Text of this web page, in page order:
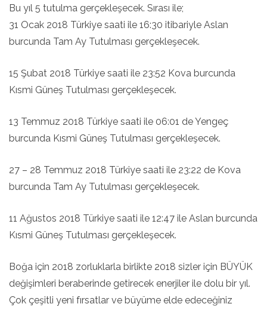
Bu yıl 5 tutulma gerçekleşecek. Sırası ile;
31 Ocak 2018 Türkiye saati ile 16:30 itibariyle Aslan
burcunda Tam Ay Tutulması gerçekleşecek.
15 Şubat 2018 Türkiye saati ile 23:52 Kova burcunda
Kısmi Güneş Tutulması gerçekleşecek.
13 Temmuz 2018 Türkiye saati ile 06:01 de Yengeç
burcunda Kısmi Güneş Tutulması gerçekleşecek.
27 – 28 Temmuz 2018 Türkiye saati ile 23:22 de Kova
burcunda Tam Ay Tutulması gerçekleşecek.
11 Ağustos 2018 Türkiye saati ile 12:47 ile Aslan burcunda
Kısmi Güneş Tutulması gerçekleşecek.
Boğa için 2018 zorluklarla birlikte 2018 sizler için BÜYÜK
değişimleri beraberinde getirecek enerjiler ile dolu bir yıl.
Çok çeşitli yeni fırsatlar ve büyüme elde edeceğiniz